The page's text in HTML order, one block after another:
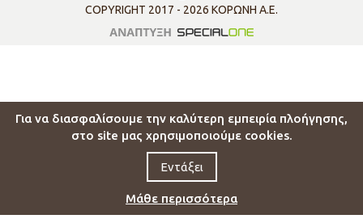
Για να διασφαλίσουμε την καλύτερη εμπειρία πλοήγησης,
στο site μας χρησιμοποιούμε cookies.
Εντάξει
Μάθε περισσότερα
COPYRIGHT 2017 - 2026 ΚΟΡΩΝΗ Α.Ε.